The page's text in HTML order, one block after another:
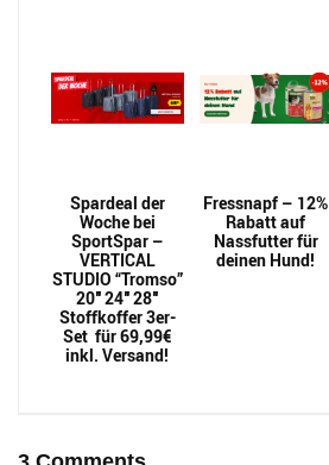
Spardeal der
Woche bei
SportSpar –
VERTICAL
STUDIO “Tromso”
20″ 24″ 28″
Stoffkoffer 3er-
Set für 69,99€
inkl. Versand!
Fressnapf – 12%
Rabatt auf
Nassfutter für
deinen Hund!